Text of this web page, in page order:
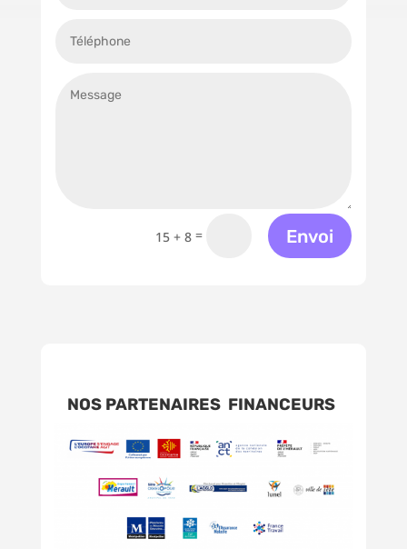
15 + 8 = Envoi
NOS PARTENAIRES FINANCEURS